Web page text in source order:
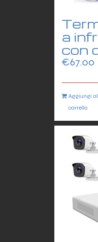
a
con
€67.00
Aggiungi al
carrello